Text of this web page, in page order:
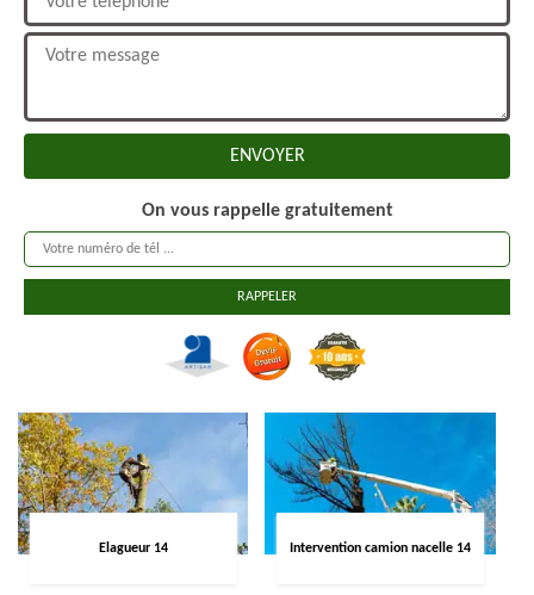
On vous rappelle gratuitement
Elagueur 14 Intervention camion nacelle 14